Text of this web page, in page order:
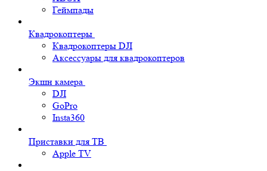
Геймпады
Квадрокоптеры
Квадрокоптеры DJI
Аксессуары для квадрокоптеров
Экшн камера
DJI
GoPro
Insta360
Приставки для ТВ
Apple TV